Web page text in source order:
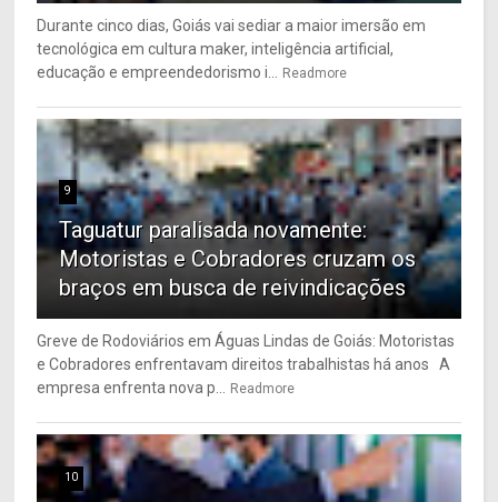
Durante cinco dias, Goiás vai sediar a maior imersão em
tecnológica em cultura maker, inteligência artificial,
educação e empreendedorismo i... Readmore
9
Taguatur paralisada novamente:
Motoristas e Cobradores cruzam os
braços em busca de reivindicações
Greve de Rodoviários em Águas Lindas de Goiás: Motoristas
e Cobradores enfrentavam direitos trabalhistas há anos A
empresa enfrenta nova p... Readmore
10